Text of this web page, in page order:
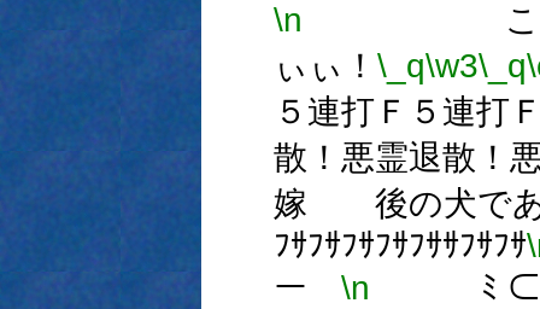
\n こぉなぁ
ぃぃ！ \_q\w3\_q
５連打Ｆ５連打
散！悪霊退散！
嫁 後の犬で
ﾌｻﾌｻﾌｻﾌｻﾌｻｻﾌｻﾌｻ
ー \n ﾐ ⊂今